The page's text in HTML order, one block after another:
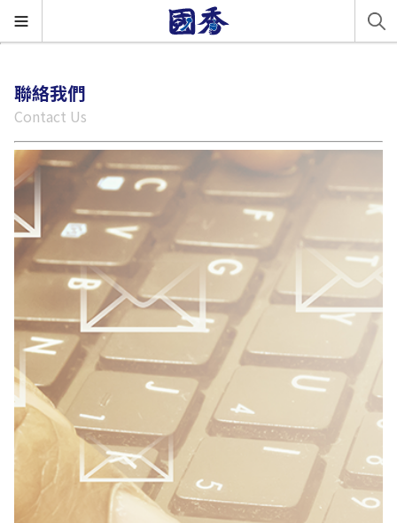
聯絡我們
Contact Us